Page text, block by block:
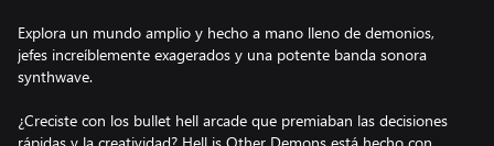
Explora un mundo amplio y hecho a mano lleno de demonios,
jefes increíblemente exagerados y una potente banda sonora
synthwave.
¿Creciste con los bullet hell arcade que premiaban las decisiones